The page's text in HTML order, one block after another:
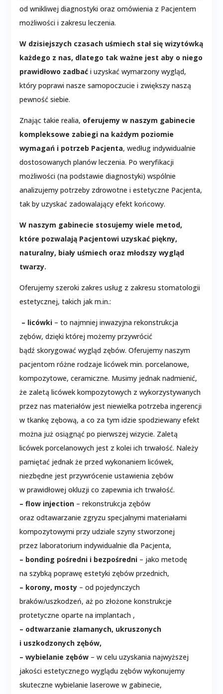
od wnikliwej diagnostyki oraz omówienia z Pacjentem
możliwości i zakresu leczenia.
W dzisiejszych czasach uśmiech stał się wizytówką
każdego z nas, dlatego tak ważne jest aby o niego
prawidłowo zadbać i uzyskać wymarzony wygląd,
który poprawi nasze samopoczucie i zwiększy naszą
pewność siebie.
Znając takie realia, oferujemy w naszym gabinecie
kompleksowe zabiegi na każdym poziomie
wymagań i potrzeb Pacjenta, według indywidualnie
dostosowanych planów leczenia. Po weryfikacji
możliwości (na podstawie diagnostyki) wspólnie
analizujemy potrzeby zdrowotne i estetyczne Pacjenta,
tak by uzyskać zadowalający efekt końcowy.
W naszym gabinecie stosujemy wiele metod,
które pozwalają Pacjentowi uzyskać piękny,
naturalny, biały uśmiech oraz młodszy wygląd
twarzy.
Oferujemy szeroki zakres usług z zakresu stomatologii
estetycznej, takich jak m.in.:
– licówki – to najmniej inwazyjna rekonstrukcja
zębów, dzięki której możemy przywrócić
bądź skorygować wygląd zębów. Oferujemy naszym
pacjentom różne rodzaje licówek min. porcelanowe,
kompozytowe, ceramiczne. Musimy jednak nadmienić,
że zaletą licówek kompozytowych z wykorzystywanych
przez nas materiałów jest niewielka potrzeba ingerencji
w tkankę zębową, a co za tym idzie spodziewany efekt
można już osiągnąć po pierwszej wizycie. Zaletą
licówek porcelanowych jest z kolei ich trwałość. Należy
pamiętać jednak że przed wykonaniem licówek,
niezbędne jest przywrócenie ustawienia zębów
w prawidłowej okluzji co zapewnia ich trwałość.
– flow injection – rekonstrukcja zębów
oraz odtawarzanie zgryzu specjalnymi materiałami
kompozytowymi przy udziale szyny stworzonej
przez laboratorium indywidualnie dla Pacjenta,
– bonding pośredni i bezpośredni – jako metodę
na szybką poprawę estetyki zębów przednich,
– korony, mosty – od pojedynczych
braków/uszkodzeń, aż po złożone konstrukcje
protetyczne oparte na implantach ,
– odtwarzanie złamanych, ukruszonych
i uszkodzonych zębów,
– wybielanie zębów – w celu uzyskania najwyższej
jakości estetycznego wyglądu zębów wykonujemy
skuteczne wybielanie laserowe w gabinecie,